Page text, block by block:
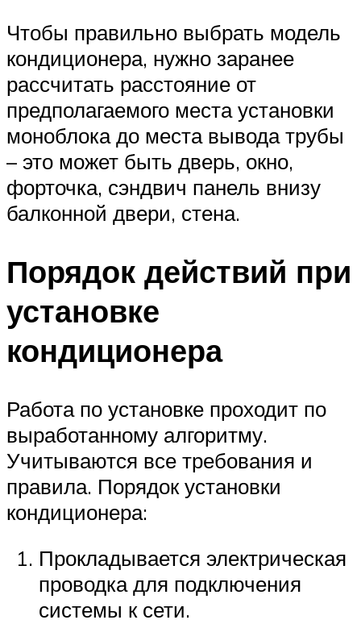
Чтобы правильно выбрать модель
кондиционера, нужно заранее
рассчитать расстояние от
предполагаемого места установки
моноблока до места вывода трубы
– это может быть дверь, окно,
форточка, сэндвич панель внизу
балконной двери, стена.
Порядок действий при
установке
кондиционера
Работа по установке проходит по
выработанному алгоритму.
Учитываются все требования и
правила. Порядок установки
кондиционера:
Прокладывается электрическая
проводка для подключения
системы к сети.